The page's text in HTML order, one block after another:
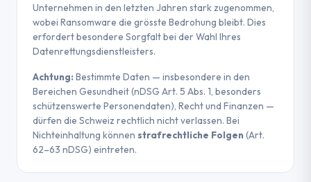
Unternehmen in den letzten Jahren stark zugenommen,
wobei Ransomware die grösste Bedrohung bleibt. Dies
erfordert besondere Sorgfalt bei der Wahl Ihres
Datenrettungsdienstleisters.
Achtung: Bestimmte Daten — insbesondere in den
Bereichen Gesundheit (nDSG Art. 5 Abs. 1, besonders
schützenswerte Personendaten), Recht und Finanzen —
dürfen die Schweiz rechtlich nicht verlassen. Bei
Nichteinhaltung könnenstrafrechtliche Folgen (Art.
62–63 nDSG) eintreten.